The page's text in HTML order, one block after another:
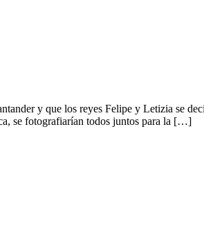
y que los reyes Felipe y Letizia se
se fotografiarían todos juntos para la […]